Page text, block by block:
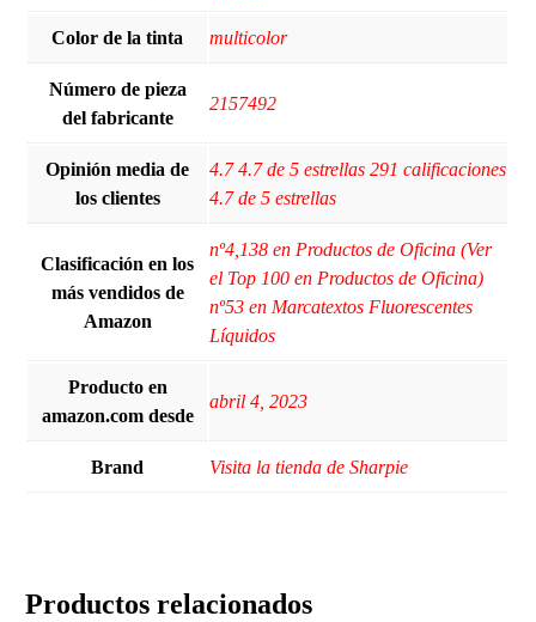
Color de la tinta ‎multicolor
Número de pieza
del fabricante
‎2157492
Opinión media de
los clientes
4.7 4.7 de 5 estrellas 291 calificaciones
4.7 de 5 estrellas
Clasificación en los
más vendidos de
Amazon
nº4,138 en Productos de Oficina (Ver
el Top 100 en Productos de Oficina)
nº53 en Marcatextos Fluorescentes
Líquidos
Producto en
amazon.com desde
abril 4, 2023
Brand Visita la tienda de Sharpie
Productos relacionados